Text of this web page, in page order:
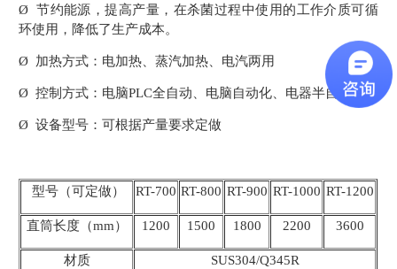
Ø 节约能源，提高产量，在杀菌过程中使用的工作介质可循
环使用，降低了生产成本。
Ø 加热方式：电加热、蒸汽加热、电汽两用
Ø 控制方式：电脑PLC全自动、电脑自动化、电器半自动
Ø 设备型号：可根据产量要求定做
型号（可定做） RT-700 RT-800 RT-900 RT-1000 RT-1200
直筒长度（mm） 1200 1500 1800 2200 3600
材质 SUS304/Q345R